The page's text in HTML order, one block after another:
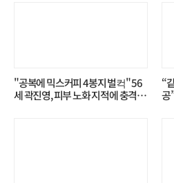
"공복에 믹스커피 4봉지 벌컥" 56
세 곽진영, 피부 노화 지적에 충격…
“
공